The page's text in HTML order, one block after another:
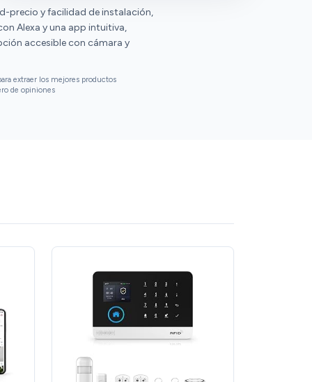
precio y facilidad de instalación,
Alexa y una app intuitiva,
accesible con cámara y
extraer los mejores productos
de opiniones